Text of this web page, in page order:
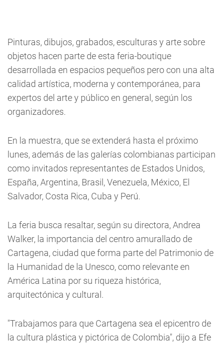
Pinturas, dibujos, grabados, esculturas y arte sobre
objetos hacen parte de esta feria-boutique
desarrollada en espacios pequeños pero con una alta
calidad artística, moderna y contemporánea, para
expertos del arte y público en general, según los
organizadores.
En la muestra, que se extenderá hasta el próximo
lunes, además de las galerías colombianas participan
como invitados representantes de Estados Unidos,
España, Argentina, Brasil, Venezuela, México, El
Salvador, Costa Rica, Cuba y Perú.
La feria busca resaltar, según su directora, Andrea
Walker, la importancia del centro amurallado de
Cartagena, ciudad que forma parte del Patrimonio de
la Humanidad de la Unesco, como relevante en
América Latina por su riqueza histórica,
arquitectónica y cultural.
"Trabajamos para que Cartagena sea el epicentro de
la cultura plástica y pictórica de Colombia", dijo a Efe